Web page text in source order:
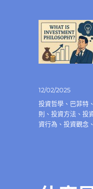
發
佈
日
期:
12/02/2025
分
類
投資哲學 、 巴菲特
則 、投資方法 、投
資行為 、投資觀念 、